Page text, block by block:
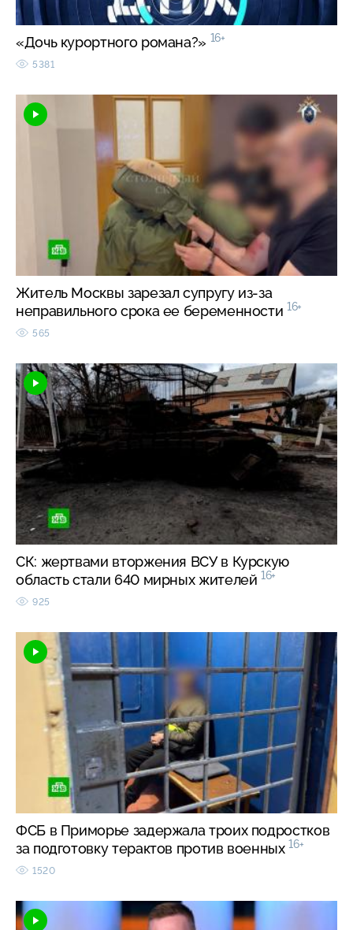
«Дочь курортного романа?» 16+
5381
Житель Москвы зарезал супругу из-за
неправильного срока ее беременности 16+
565
СК: жертвами вторжения ВСУ в Курскую
область стали 640 мирных жителей 16+
925
ФСБ в Приморье задержала троих подростков
за подготовку терактов против военных 16+
1520